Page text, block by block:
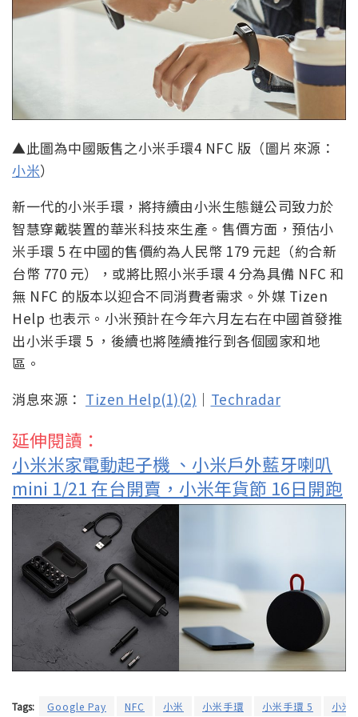
▲此圖為中國販售之小米手環4 NFC 版（圖片來源：
小米）
新一代的小米手環，將持續由小米生態鏈公司致力於
智慧穿戴裝置的華米科技來生產。售價方面，預估小
米手環 5 在中國的售價約為人民幣 179 元起（約合新
台幣 770 元），或將比照小米手環 4 分為具備 NFC 和
無 NFC 的版本以迎合不同消費者需求。外媒 Tizen
Help 也表示。小米預計在今年六月左右在中國首發推
出小米手環 5 ，後續也將陸續推行到各個國家和地
區。
消息來源： Tizen Help(1)(2) ｜ Techradar
延伸閱讀：
小米米家電動起子機 、小米戶外藍牙喇叭
mini 1/21 在台開賣，小米年貨節 16日開跑
Tags: Google Pay NFC 小米 小米手環 小米手環 5 小米